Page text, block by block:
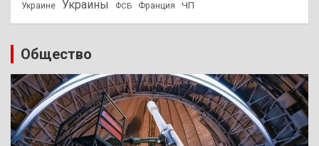
Украине Украины ФСБ Франция ЧП
Общество